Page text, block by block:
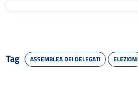
Tag ASSEMBLEA DEI DELEGATI ELEZIONI